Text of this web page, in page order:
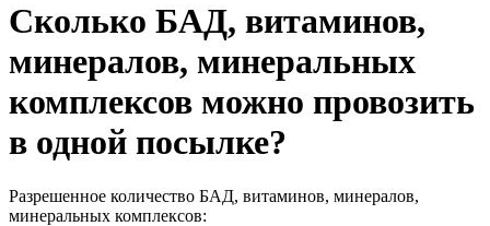
Сколько БАД, витаминов,
минералов, минеральных
комплексов можно провозить
в одной посылке?
Разрешенное количество БАД, витаминов, минералов,
минеральных комплексов: